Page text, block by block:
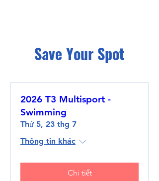
Save Your Spot
2026 T3 Multisport -
Swimming
Thứ 5, 23 thg 7
Thông tin khác
Chi tiết